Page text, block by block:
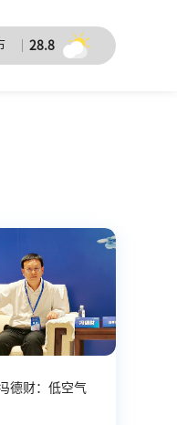
28.8
德财：低空气